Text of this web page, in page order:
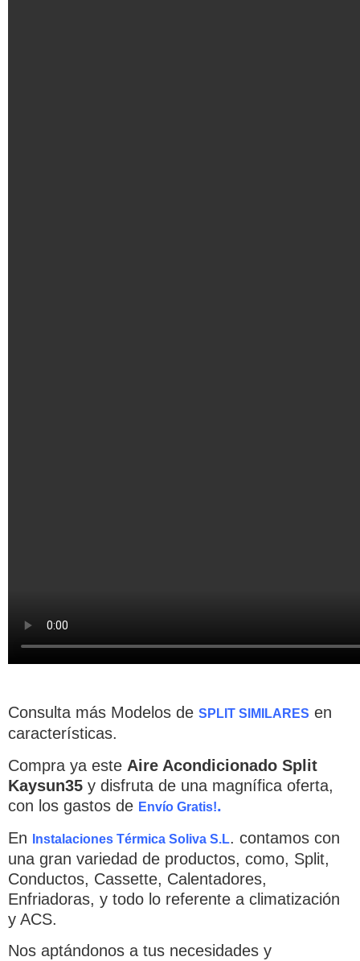
Consulta más Modelos de SPLIT SIMILARES en
características.
Compra ya este Aire Acondicionado Split
Kaysun35 y disfruta de una magnífica oferta,
con los gastos de Envío Gratis!.
En
Instalaciones Térmica Soliva S.L. contamos con
una gran variedad de productos, como, Split,
Conductos, Cassette, Calentadores,
Enfriadoras, y todo lo referente a climatización
y ACS.
Nos aptándonos a tus necesidades y